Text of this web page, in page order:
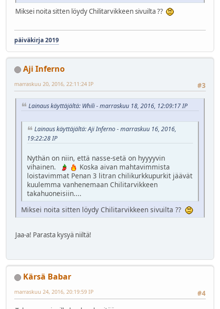
Miksei noita sitten löydy Chilitarvikkeen sivuilta ??
päiväkirja 2019
Aji Inferno
#3
marraskuu 20, 2016, 22:11:24 IP
Lainaus käyttäjältä: Whili - marraskuu 18, 2016, 12:09:17 IP
Lainaus käyttäjältä: Aji Inferno - marraskuu 16, 2016,
19:22:28 IP
Nythän on niin, että nasse-setä on hyyyyvin
vihainen.
Koska aivan mahtavimmista
loistavimmat Penan 3 litran chilikurkkupurkit jäävät
kuulemma vanhenemaan Chilitarvikkeen
takahuoneisiin....
Miksei noita sitten löydy Chilitarvikkeen sivuilta ??
Jaa-a! Parasta kysyä niiltä!
Kärsä Babar
#4
marraskuu 24, 2016, 20:19:59 IP